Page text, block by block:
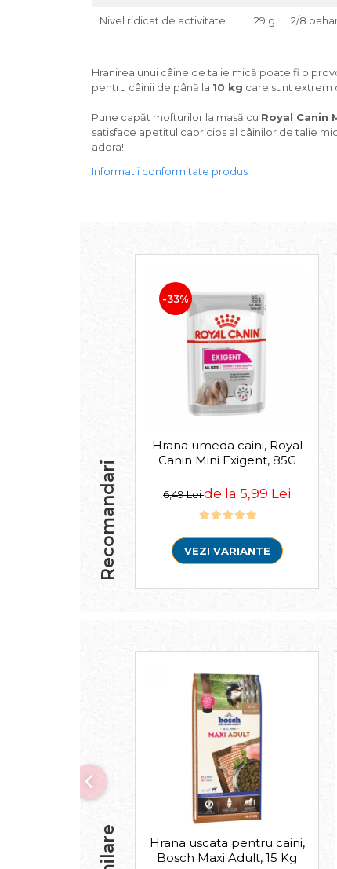
Nivel ridicat de activitate 29 g 2/8
Hranirea unui câine de talie mică poate fi o
pentru câinii de până la 10 kg care sunt extrem
Pune capăt mofturilor la masă cu Royal Canin
satisface apetitul capricios al câinilor de talie
adora!
Informatii conformitate produs
Recomandari
-33%
Hrana umeda caini, Royal
Canin Mini Exigent, 85G
6,49 Leide la 5,99 Lei
VEZI VARIANTE
Hrana uscata pentru caini,
Bosch Maxi Adult, 15 Kg